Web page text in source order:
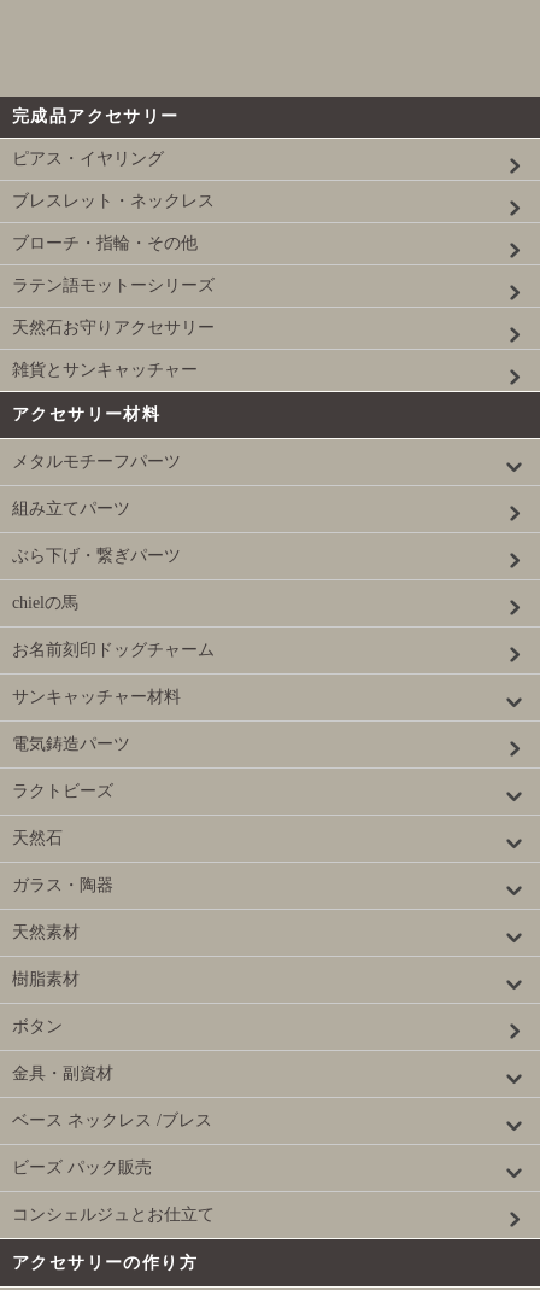
完成品アクセサリー
ピアス・イヤリング
ブレスレット・ネックレス
ブローチ・指輪・その他
ラテン語モットーシリーズ
天然石お守りアクセサリー
雑貨とサンキャッチャー
アクセサリー材料
メタルモチーフパーツ
組み立てパーツ
ぶら下げ・繋ぎパーツ
chielの馬
お名前刻印ドッグチャーム
サンキャッチャー材料
電気鋳造パーツ
ラクトビーズ
天然石
ガラス・陶器
天然素材
樹脂素材
ボタン
金具・副資材
ベース ネックレス /ブレス
ビーズ パック販売
コンシェルジュとお仕立て
アクセサリーの作り方